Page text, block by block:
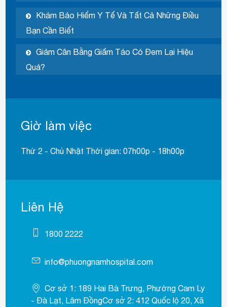
Khám Bảo Hiểm Y Tế Và Tất Cả Những Điều
Bạn Cần Biết
Giảm Cân Bằng Giấm Táo Có Đem Lại Hiệu
Quả?
Giờ làm việc
Thứ 2 - Chủ Nhật Thời gian: 07h00p - 18h00p
Liên Hệ
1800 2222
info@phuongnamhospital.com
Cơ sở 1: 189 Hai Bà Trưng, Phường Cam Ly
- Đà Lạt, Lâm ĐồngCơ sở 2: 412 Quốc lộ 20, Xã